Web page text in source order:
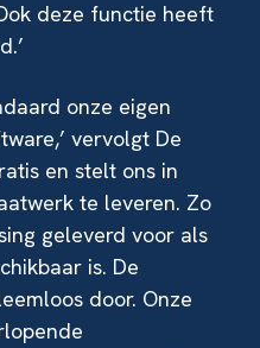
deze functie heeft
onze eigen
vervolgt De
en stelt ons in
te leveren. Zo
geleverd voor als
is. De
door. Onze